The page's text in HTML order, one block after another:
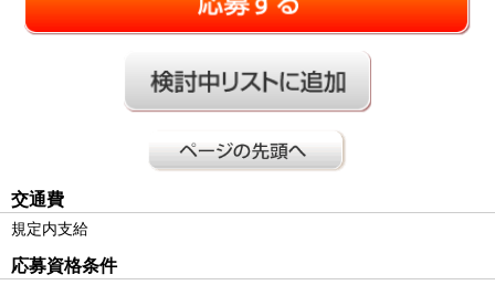
交通費
規定内支給
応募資格条件